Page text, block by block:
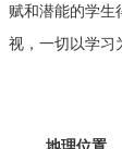
赋和潜能的学生
视，一切以学习